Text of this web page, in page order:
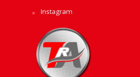
Instagram